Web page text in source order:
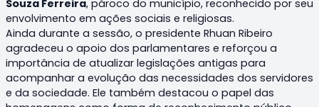
Souza Ferreira, pároco do município, reconhecido por seu
envolvimento em ações sociais e religiosas.
Ainda durante a sessão, o presidente Rhuan Ribeiro
agradeceu o apoio dos parlamentares e reforçou a
importância de atualizar legislações antigas para
acompanhar a evolução das necessidades dos servidores
e da sociedade. Ele também destacou o papel das